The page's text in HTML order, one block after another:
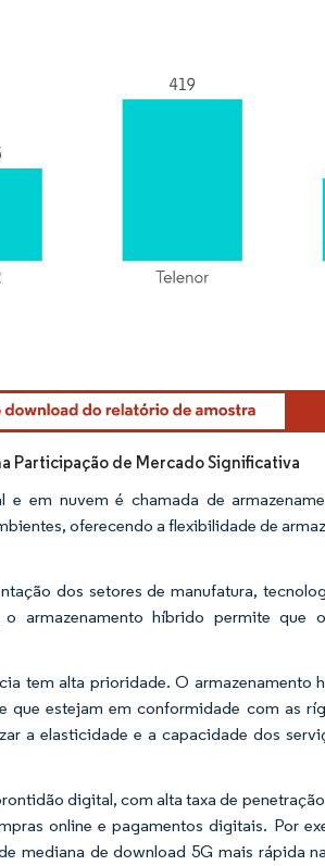
4.0.
Participação de Mercado Significativa
em nuvem é chamada de
oferecendo a flexibilidade de
dos setores de manufatura,
armazenamento híbrido permite que
tem alta prioridade. O armazenamento
que estejam em conformidade com as
a elasticidade e a capacidade dos
digital, com alta taxa de
online e pagamentos digitais. Por
mediana de download 5G mais rápida